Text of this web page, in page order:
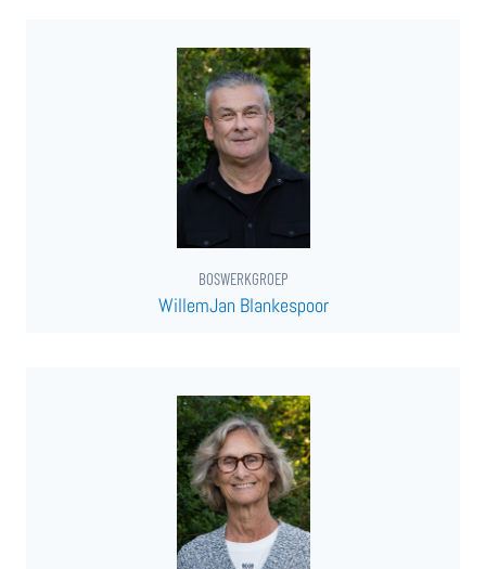
BOSWERKGROEP
WillemJan Blankespoor